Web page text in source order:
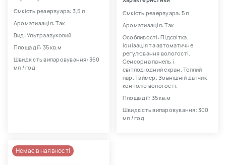
Ємкість резервуара: 3,5 л
Ароматизація: Так
Вид: Ультразвуковий
Площа дії: 35 кв.м
Швидкість випаровування: 360
мл / год
Ємкість резервуара: 5 л
Ароматизація: Так
Особливості: Підсвітка.
Іонізація та автоматичне
регулювання вологості.
Сенсорна панель і
світлодіодний екран. Теплий
пар. Таймер. Зовнішній датчик
контолю вологості.
Площа дії: 35 кв.м
Швидкість випаровування: 300
мл / год
Немає в наявності